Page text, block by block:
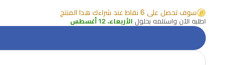
بلاستيك
عالي
الجودةمتوفرة
بألوان
سوف تحصل على 6 نقاط عند شراءك هذا المنتج
اطلبه الآن واستلمه بحلول الأربعاء، 12 أغسطس